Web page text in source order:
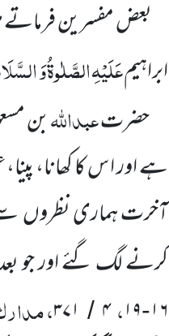
بعض مفسرین فرماتے
ابراہیمعَلَیْہِالصَّلٰوۃُوَ
حضرتعبداللّٰہبن
ہے اور ا س کا کھانا،
آخرت ہماری نظروں
کرنے لگ گئے اور جو
۱۶-۱۹،۴ / ۳۷۱،